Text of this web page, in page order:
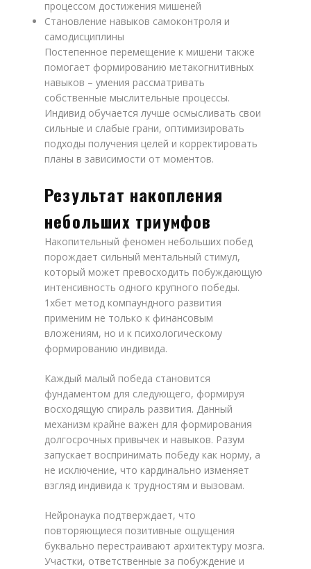
процессом достижения мишеней
Становление навыков самоконтроля и
самодисциплины
Постепенное перемещение к мишени также
помогает формированию метакогнитивных
навыков – умения рассматривать
собственные мыслительные процессы.
Индивид обучается лучше осмысливать свои
сильные и слабые грани, оптимизировать
подходы получения целей и корректировать
планы в зависимости от моментов.
Результат накопления
небольших триумфов
Накопительный феномен небольших побед
порождает сильный ментальный стимул,
который может превосходить побуждающую
интенсивность одного крупного победы.
1хбет метод компаундного развития
применим не только к финансовым
вложениям, но и к психологическому
формированию индивида.
Каждый малый победа становится
фундаментом для следующего, формируя
восходящую спираль развития. Данный
механизм крайне важен для формирования
долгосрочных привычек и навыков. Разум
запускает воспринимать победу как норму, а
не исключение, что кардинально изменяет
взгляд индивида к трудностям и вызовам.
Нейронаука подтверждает, что
повторяющиеся позитивные ощущения
буквально перестраивают архитектуру мозга.
Участки, ответственные за побуждение и